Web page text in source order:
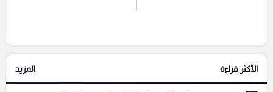
إرسال تعليق
التعليقات السابقة
الأكثر قراءة المزيد